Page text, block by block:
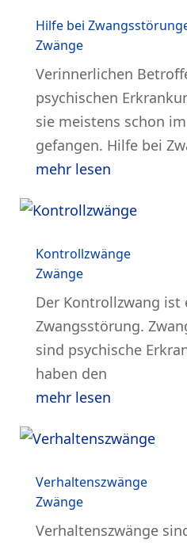
Hilfe bei
Zwänge
Verinnerlichen
psychischen
sie meistens schon
gefangen. Hilfe bei
mehr lesen
Kontrollzwänge
Zwänge
Der Kontrollzwang ist
Zwangsstörung.
sind psychische
haben den
mehr lesen
Verhaltenszwänge
Zwänge
Verhaltenszwänge